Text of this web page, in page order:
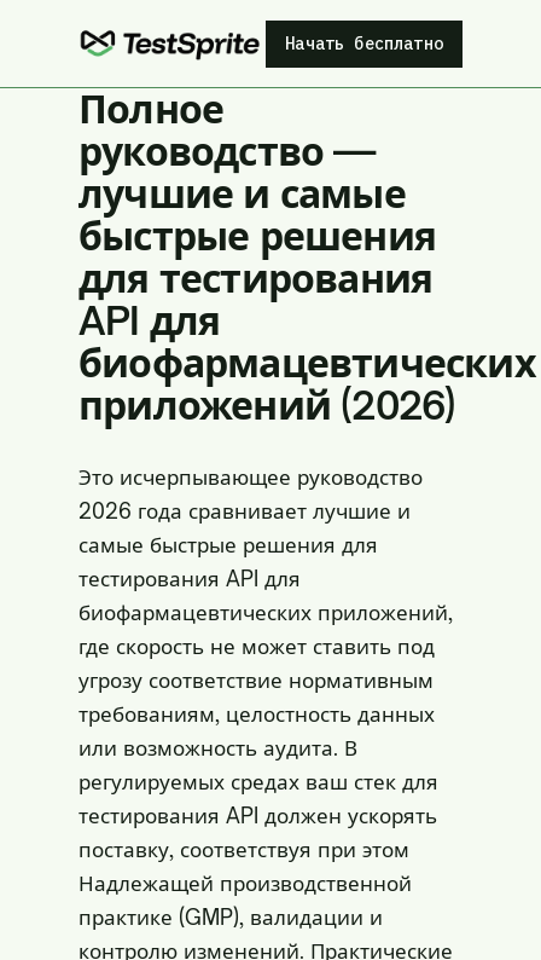
Начать бесплатно
Полное
руководство —
лучшие и самые
быстрые решения
для тестирования
API для
биофармацевтических
приложений (2026)
Это исчерпывающее руководство
2026 года сравнивает лучшие и
самые быстрые решения для
тестирования API для
биофармацевтических приложений,
где скорость не может ставить под
угрозу соответствие нормативным
требованиям, целостность данных
или возможность аудита. В
регулируемых средах ваш стек для
тестирования API должен ускорять
поставку, соответствуя при этом
Надлежащей производственной
практике (GMP), валидации и
контролю изменений. Практические